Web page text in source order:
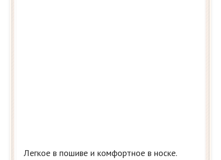
Легкое в пошиве и комфортное в носке.